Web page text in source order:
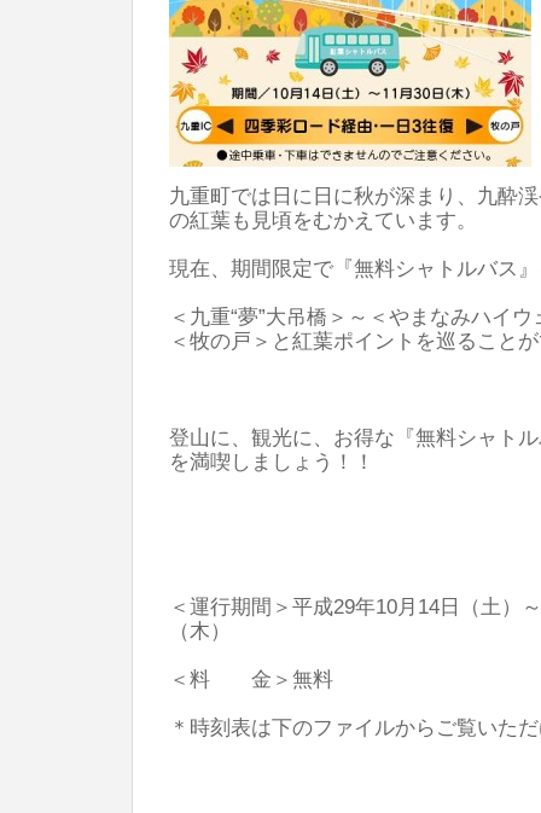
九重町では日に日に秋が深まり、九酔
の紅葉も見頃をむかえています。
現在、期間限定で『無料シャトルバス
＜九重“夢”大吊橋＞～＜やまなみハイ
＜牧の戸＞と紅葉ポイントを巡ること
登山に、観光に、お得な『無料シャト
を満喫しましょう！！
＜運行期間＞平成29年10月14日（土）
（木）
＜料 金＞無料
＊時刻表は下のファイルからご覧いた